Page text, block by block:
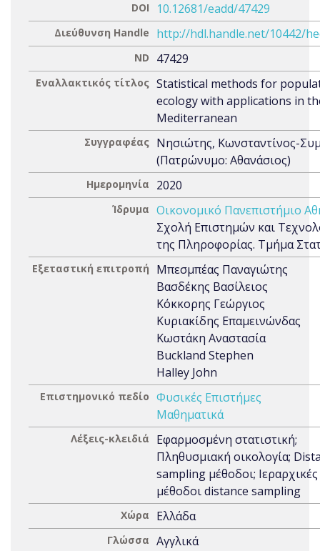
DOI 10.12681/eadd/47429
Διεύθυνση Handle http://hdl.handle.net/10442/
ND 47429
Εναλλακτικός τίτλος Statistical methods for
ecology with applications in
Mediterranean
Συγγραφέας Νησιώτης, Κωνσταντίνος-
(Πατρώνυμο: Αθανάσιος)
Ημερομηνία 2020
Ίδρυμα Οικονομικό Πανεπιστήμιο
Σχολή Επιστημών και
της Πληροφορίας. Τμήμα
Εξεταστική επιτροπή
Μπεσμπέας Παναγιώτης
Βασδέκης Βασίλειος
Κόκκορης Γεώργιος
Κυριακίδης Επαμεινώνδας
Κωστάκη Αναστασία
Buckland Stephen
Halley John
Επιστημονικό πεδίο Φυσικές Επιστήμες
Μαθηματικά
Λέξεις-κλειδιά
Εφαρμοσμένη στατιστική;
Πληθυσμιακή οικολογία;
sampling μέθοδοι; Ιεραρχικές
μέθοδοι distance sampling
Χώρα Ελλάδα
Γλώσσα Αγγλικά